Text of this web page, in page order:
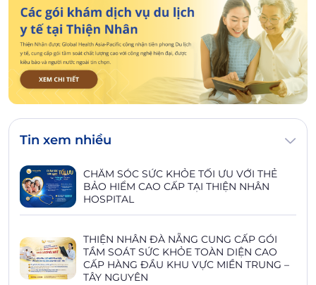
Tin xem nhiều
CHĂM SÓC SỨC KHỎE TỐI ƯU VỚI THẺ
BẢO HIỂM CAO CẤP TẠI THIỆN NHÂN
HOSPITAL
THIỆN NHÂN ĐÀ NẴNG CUNG CẤP GÓI
TẦM SOÁT SỨC KHỎE TOÀN DIỆN CAO
CẤP HÀNG ĐẦU KHU VỰC MIỀN TRUNG –
TÂY NGUYÊN